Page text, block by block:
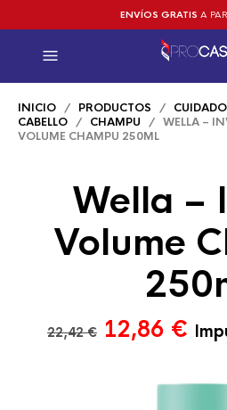
ENVÍOS GRATIS A
INICIO / PRODUCTOS /
CABELLO / CHAMPU / WELLA –
VOLUME CHAMPU 250ML
Wella –
Volume
22,42€ El
12,86 € El
es: